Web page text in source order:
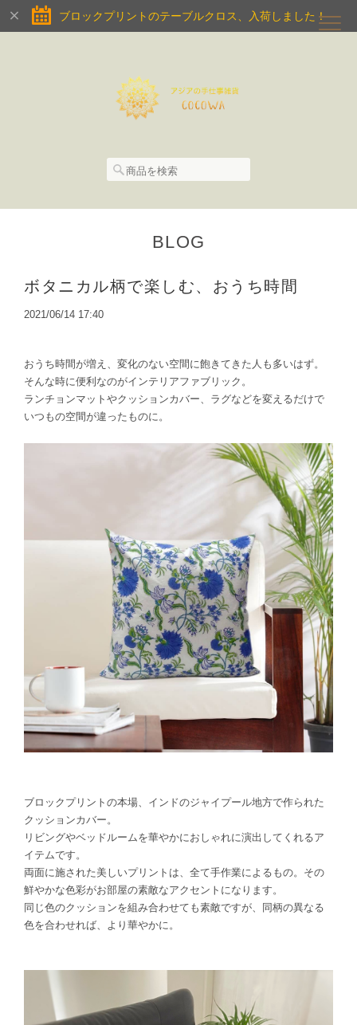
ブロックプリントのテーブルクロス、入荷しました！
BLOG
ボタニカル柄で楽しむ、おうち時間
2021/06/14 17:40
おうち時間が増え、変化のない空間に飽きてきた人も多いはず。
そんな時に便利なのがインテリアファブリック。
ランチョンマットやクッションカバー、ラグなどを変えるだけで
いつもの空間が違ったものに。
ブロックプリントの本場、インドのジャイプール地方で作られた
クッションカバー。
リビングやベッドルームを華やかにおしゃれに演出してくれるア
イテムです。
両面に施された美しいプリントは、全て手作業によるもの。その
鮮やかな色彩がお部屋の素敵なアクセントになります。
同じ色のクッションを組み合わせても素敵ですが、同柄の異なる
色を合わせれば、より華やかに。